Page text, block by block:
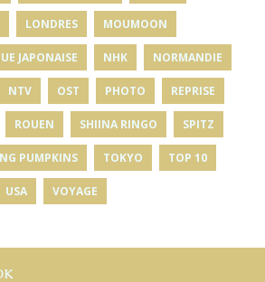
LONDRES MOUMOON
JAPONAISE NHK NORMANDIE
NTV OST PHOTO REPRISE
ROUEN SHIINA RINGO SPITZ
PUMPKINS TOKYO TOP 10
USA VOYAGE